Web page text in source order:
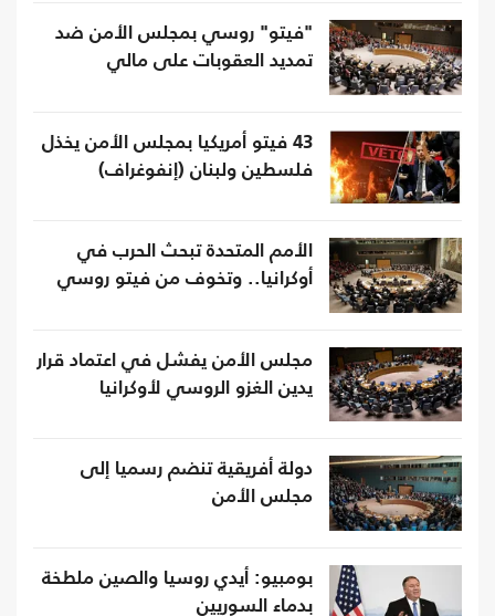
"فيتو" روسي بمجلس الأمن ضد
تمديد العقوبات على مالي
43 فيتو أمريكيا بمجلس الأمن يخذل
فلسطين ولبنان (إنفوغراف)
الأمم المتحدة تبحث الحرب في
أوكرانيا.. وتخوف من فيتو روسي
مجلس الأمن يفشل في اعتماد قرار
يدين الغزو الروسي لأوكرانيا
دولة أفريقية تنضم رسميا إلى
مجلس الأمن
بومبيو: أيدي روسيا والصين ملطخة
بدماء السوريين